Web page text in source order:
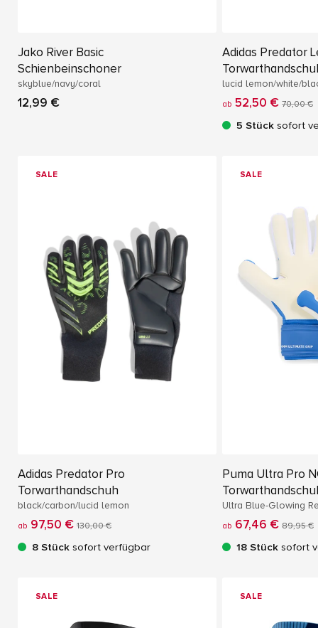
Jako River Basic
Schienbeinschoner
skyblue/navy/coral
12,99 €
Adidas Predator
lucid lemon/white/
ab 52,50 € 70,00 €
5 Stück sofort
SALE
Adidas Predator Pro
Torwarthandschuh
black/carbon/lucid lemon
ab 97,50 € 130,00 €
8 Stück sofort verfügbar
SALE
Puma Ultra Pro
Ultra Blue-Glowing
ab 67,46 € 89,95 €
18 Stück sofort
SALE SALE